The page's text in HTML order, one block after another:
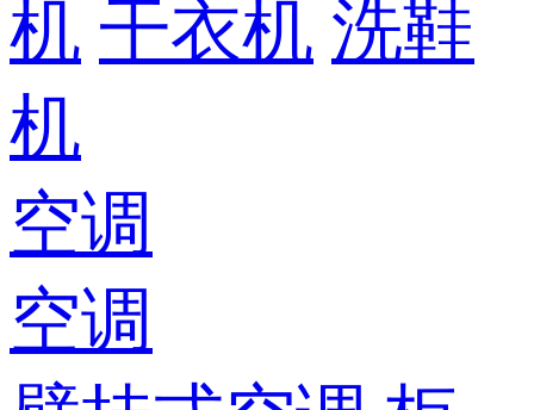
机 干衣机 洗鞋
机
空调
空调